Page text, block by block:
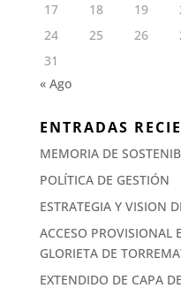
17
18 19
24
25 26
31
« Ago
ENTRADAS
MEMORIA DE
POLÍTICA DE GESTIÓN
ESTRATEGIA Y VISION
ACCESO PROVISIONAL
GLORIETA DE
EXTENDIDO DE CAPA